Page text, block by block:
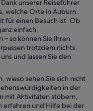
unserer Reiseführer
welche Orte in Auburn
für einen Besuch ist. Ob
einfach,
so können Sie Ihren
trotzdem nichts.
und lassen Sie den
wieso sehen Sie sich nicht
in der
mit Aktivitäten stöbern,
erfahren und Hilfe bei der